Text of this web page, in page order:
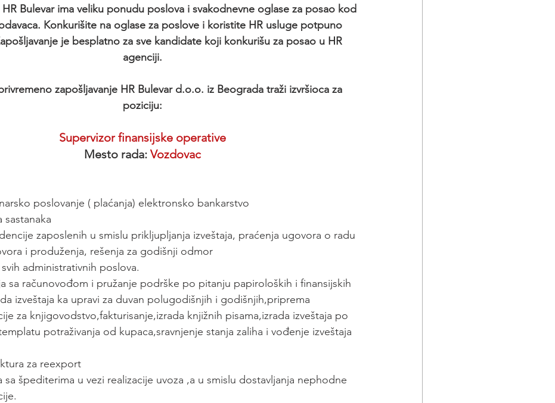
Bulevar ima veliku ponudu poslova i svakodnevne oglase za posao kod
Konkurišite na oglase za poslove i koristite HR usluge potpuno
je besplatno za sve kandidate koji konkurišu za posao u HR
agenciji.
zapošljavanje HR Bulevar d.o.o. iz Beograda traži izvršioca za
poziciju:
Supervizor finansijske operative
Mesto rada: Vozdovac
poslovanje ( plaćanja) elektronsko bankarstvo
sastanaka
zaposlenih u smislu prikljupljanja izveštaja, praćenja ugovora o radu
i produženja, rešenja za godišnji odmor
administrativnih poslova.
sa računovođom i pružanje podrške po pitanju papiroloških i finansijskih
izveštaja ka upravi za duvan polugodišnjih i godišnjih,priprema
za knjigovodstvo,fakturisanje,izrada knjižnih pisama,izrada izveštaja po
potraživanja od kupaca,sravnjenje stanja zaliha i vođenje izveštaja
za reexport
sa špediterima u vezi realizacije uvoza ,a u smislu dostavljanja nephodne